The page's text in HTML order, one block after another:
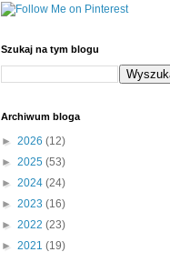
Szukaj na tym blogu
Archiwum bloga
► 2026 (12)
► 2025 (53)
► 2024 (24)
► 2023 (16)
► 2022 (23)
► 2021 (19)